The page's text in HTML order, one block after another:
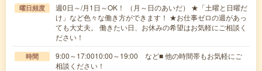
曜日頻度
週0日～/月1日～OK！ （月～日のあいだ） ★「土曜と日曜だ
け」など色々な働き方ができます！ ★お仕事ゼロの週があっ
ても大丈夫。 働きたい日、お休みの希望はお気軽にご相談く
ださい！
時間
9:00～17:0010:00～19:00 など■ 他の時間帯もお気軽にご
相談ください！